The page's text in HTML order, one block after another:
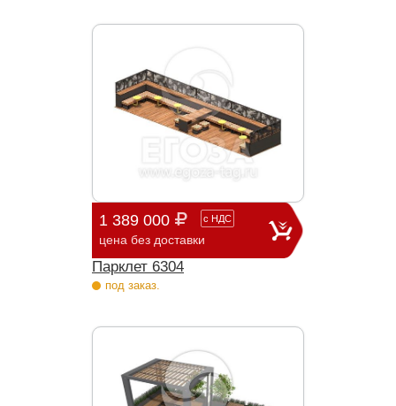
1 389 000 с НДС
цена без доставки
Парклет 6304
под заказ.